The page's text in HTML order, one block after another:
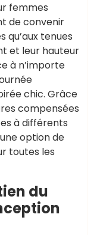
femmes
de convenir
qu’aux tenues
et leur hauteur
à n’importe
chic. Grâce
compensées
à différents
option de
toutes les
du